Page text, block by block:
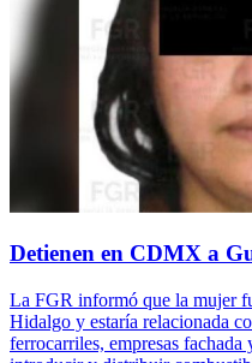
Detienen en CDMX a
La FGR informó que la mujer
Hidalgo y estaría relacionada
ferrocarriles, empresas fachada